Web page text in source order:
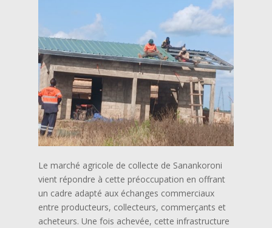
Le marché agricole de collecte de Sanankoroni
vient répondre à cette préoccupation en offrant
un cadre adapté aux échanges commerciaux
entre producteurs, collecteurs, commerçants et
acheteurs. Une fois achevée, cette infrastructure